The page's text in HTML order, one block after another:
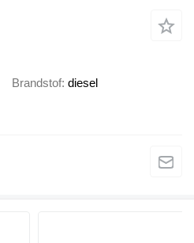
Brandstof diesel